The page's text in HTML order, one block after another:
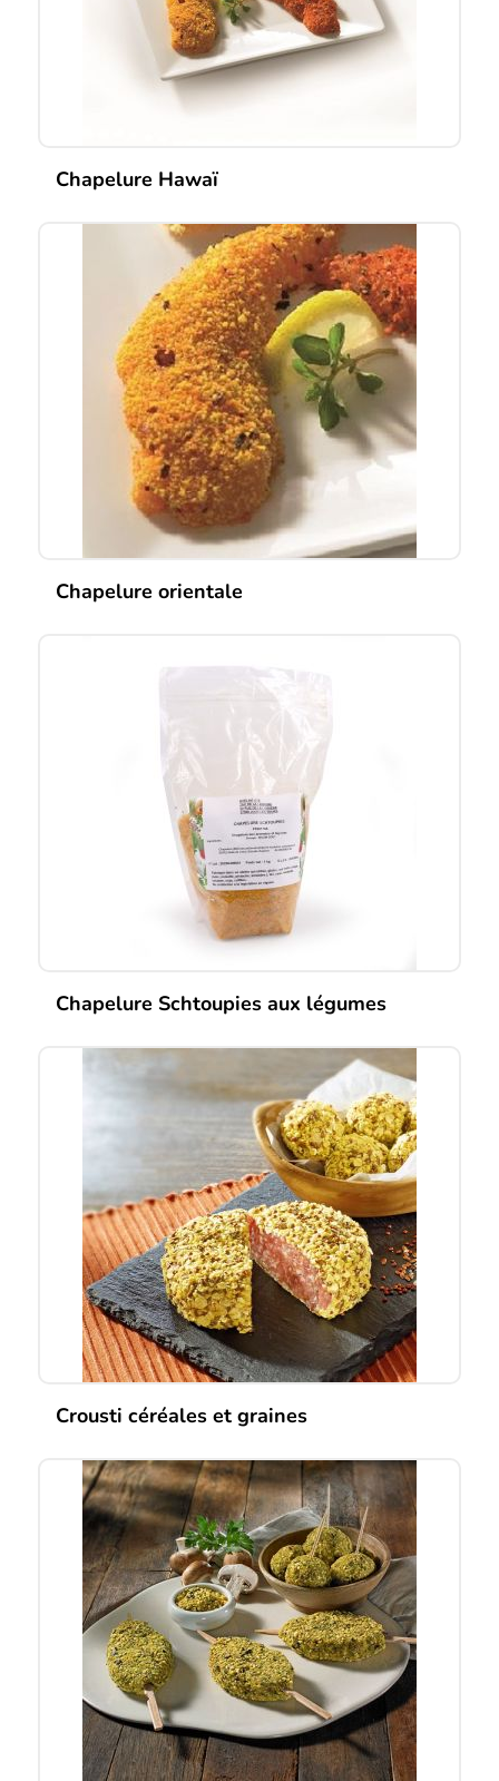
Chapelure Hawaï
Chapelure orientale
Chapelure Schtoupies aux légumes
Crousti céréales et graines